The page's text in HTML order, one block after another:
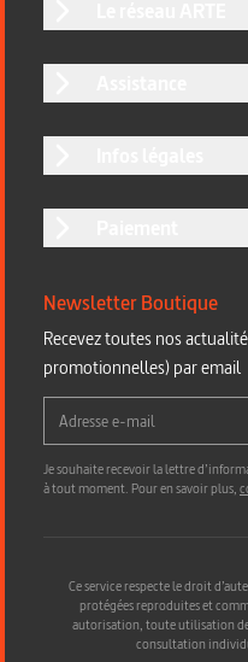
Newsletter Boutique
Recevez toutes nos
promotionnelles) par email
Je souhaite recevoir la lettre
à tout moment. Pour en savoir plus,
Ce service respecte le droit
protégées reproduites et
autorisation, toute utilisation
consultation